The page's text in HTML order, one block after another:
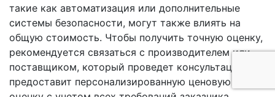
такие как автоматизация или дополнительные
системы безопасности, могут также влиять на
общую стоимость. Чтобы получить точную оценку,
рекомендуется связаться с производителем или
поставщиком, который проведет консультацию и
предоставит персонализированную ценовую